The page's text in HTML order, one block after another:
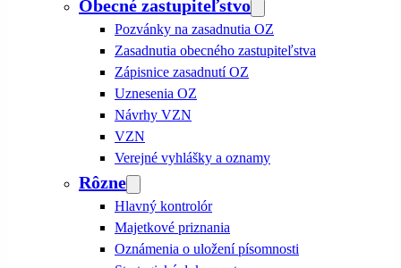
Obecné zastupiteľstvo
Pozvánky na zasadnutia OZ
Zasadnutia obecného zastupiteľstva
Zápisnice zasadnutí OZ
Uznesenia OZ
Návrhy VZN
VZN
Verejné vyhlášky a oznamy
Rôzne
Hlavný kontrolór
Majetkové priznania
Oznámenia o uložení písomnosti